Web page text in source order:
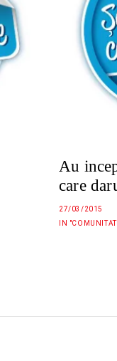
Au
care
27/03/2015
IN